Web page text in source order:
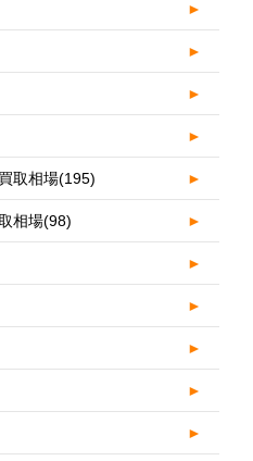
►
►
►
►
取相場(195) ►
相場(98) ►
►
►
►
►
►